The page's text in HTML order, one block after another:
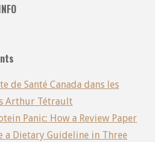
de Santé Canada dans les
Arthur Tétrault
Panic: How a Review Paper
a Dietary Guideline in Three